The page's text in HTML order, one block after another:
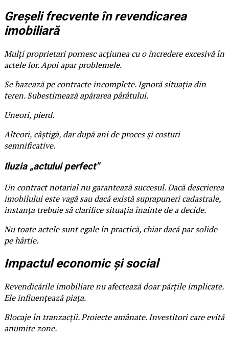
Greșeli frecvente în revendicarea
imobiliară
Mulți proprietari pornesc acțiunea cu o încredere excesivă în
actele lor. Apoi apar problemele.
Se bazează pe contracte incomplete. Ignoră situația din
teren. Subestimează apărarea pârâtului.
Uneori, pierd.
Alteori, câștigă, dar după ani de proces și costuri
semnificative.
Iluzia „actului perfect”
Un contract notarial nu garantează succesul. Dacă descrierea
imobilului este vagă sau dacă există suprapuneri cadastrale,
instanța trebuie să clarifice situația înainte de a decide.
Nu toate actele sunt egale în practică, chiar dacă par solide
pe hârtie.
Impactul economic și social
Revendicările imobiliare nu afectează doar părțile implicate.
Ele influențează piața.
Blocaje în tranzacții. Proiecte amânate. Investitori care evită
anumite zone.